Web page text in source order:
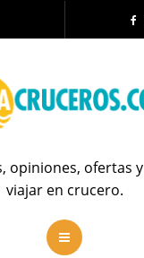
opiniones, ofertas
viajar en crucero.